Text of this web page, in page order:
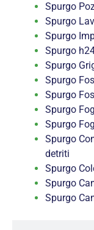
Spurgo
Spurgo
Spurgo
Spurgo
Spurgo
Spurgo
Spurgo
Spurgo
Spurgo
Spurgo
detriti
Spurgo
Spurgo
Spurgo